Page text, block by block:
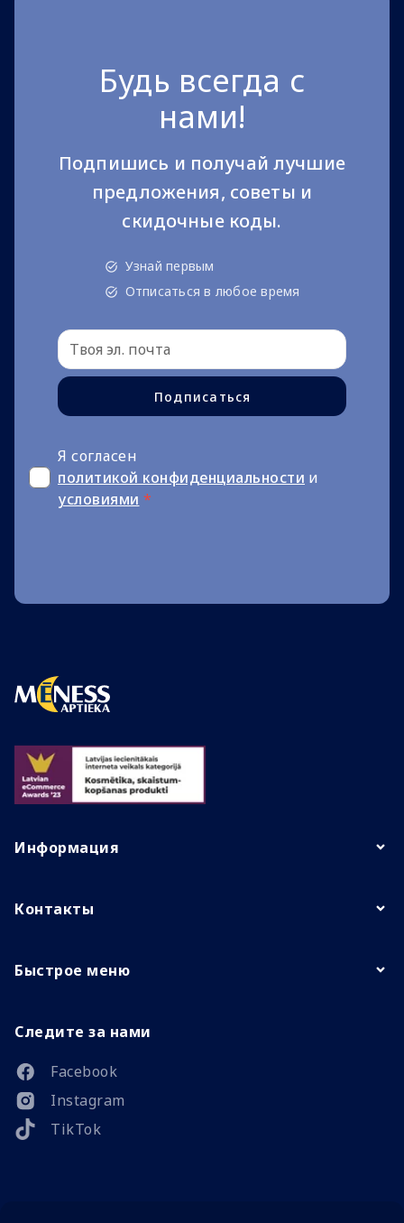
Будь всегда с
нами!
Подпишись и получай лучшие
предложения, советы и
скидочные коды.
Узнай первым
Отписаться в любое время
Подписаться
Я согласен
политикой конфиденциальности и
условиями *
Информация
Контакты
Быстрое меню
Следите за нами
Facebook
Instagram
TikTok